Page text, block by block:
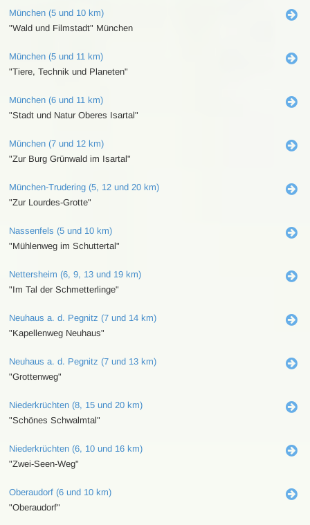
München (5 und 10 km)
"Wald und Filmstadt" München
München (5 und 11 km)
"Tiere, Technik und Planeten"
München (6 und 11 km)
"Stadt und Natur Oberes Isartal"
München (7 und 12 km)
"Zur Burg Grünwald im Isartal"
München-Trudering (5, 12 und 20 km)
"Zur Lourdes-Grotte"
Nassenfels (5 und 10 km)
"Mühlenweg im Schuttertal"
Nettersheim (6, 9, 13 und 19 km)
"Im Tal der Schmetterlinge"
Neuhaus a. d. Pegnitz (7 und 14 km)
"Kapellenweg Neuhaus"
Neuhaus a. d. Pegnitz (7 und 13 km)
"Grottenweg"
Niederkrüchten (8, 15 und 20 km)
"Schönes Schwalmtal"
Niederkrüchten (6, 10 und 16 km)
"Zwei-Seen-Weg"
Oberaudorf (6 und 10 km)
"Oberaudorf"